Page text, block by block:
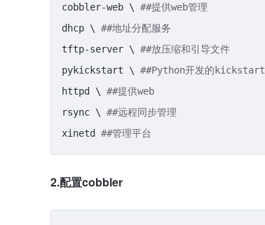
cobbler-web \ ##提供web管理
dhcp \ ##地址分配服务
tftp-server \ ##放压缩和引导文件
pykickstart \ ##Python开发的kickstart
httpd \ ##提供web
rsync \ ##远程同步管理
xinetd ##管理平台
2.配置cobbler